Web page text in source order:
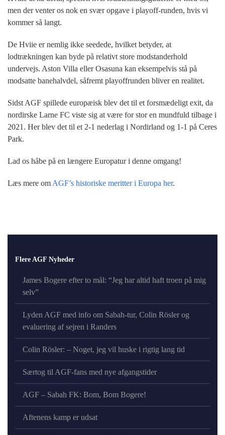
men der venter os nok en svær opgave i playoff-runden, hvis vi
kommer så langt.
De Hviie er nemlig ikke seedede, hvilket betyder, at
lodtrækningen kan byde på relativt store modstanderhold
undervejs. Aston Villa eller Osasuna kan eksempelvis stå på
modsatte banehalvdel, såfremt playoffrunden bliver en realitet.
Sidst AGF spillede europæisk blev det til et forsmædeligt exit, da
nordirske Larne FC viste sig at være for stor en mundfuld tilbage i
2021. Her blev det til et 2-1 nederlag i Nordirland og 1-1 på Ceres
Park.
Lad os håbe på en længere Europatur i denne omgang!
Læs mere om AGF’s historiske meritter i Europa her.
Flere AGF Nyheder
James Bogere efter to mål: “Jeg har altid haft troen på mig
selv”
Lyden AGF med info om Sabah-tur, Colin Rösler og
evaluering af sejren i Randers
Colin Rösler: – Noget, jeg vil huske i rigtig lang tid
Særtog til AGF-fans med nye afgangstider
AGF – Sabah FK: Bom, Bom Bogere!
Aftenens kamp er udsat